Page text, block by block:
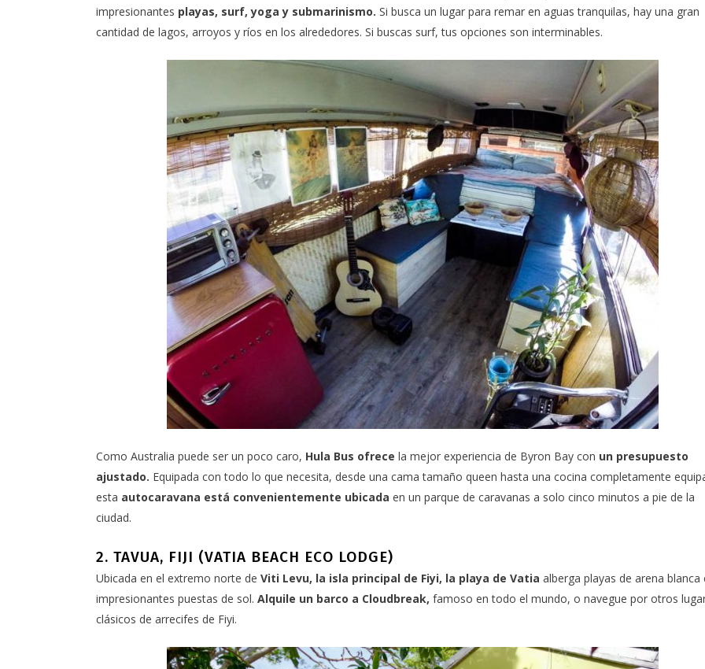
impresionantes playas, surf, yoga y submarinismo. Si busca un lugar para remar en aguas tranquilas, hay una gran
cantidad de lagos, arroyos y ríos en los alrededores. Si buscas surf, tus opciones son interminables.
Como Australia puede ser un poco caro, Hula Bus ofrece la mejor experiencia de Byron Bay con un presupuesto
ajustado. Equipada con todo lo que necesita, desde una cama tamaño queen hasta una cocina completamente
esta autocaravana está convenientemente ubicada en un parque de caravanas a solo cinco minutos a pie de la
ciudad.
2. TAVUA, FIJI (VATIA BEACH ECO LODGE)
Ubicada en el extremo norte de Viti Levu, la isla principal de Fiyi, la playa de Vatia alberga playas de arena blanca
impresionantes puestas de sol. Alquile un barco a Cloudbreak, famoso en todo el mundo, o navegue por otros
clásicos de arrecifes de Fiyi.